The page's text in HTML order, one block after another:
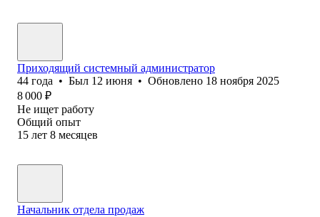
Приходящий системный администратор
44 года • Был 12 июня • Обновлено 18 ноября 2025
8 000 ₽
Не ищет работу
Общий опыт
15 лет 8 месяцев
Начальник отдела продаж